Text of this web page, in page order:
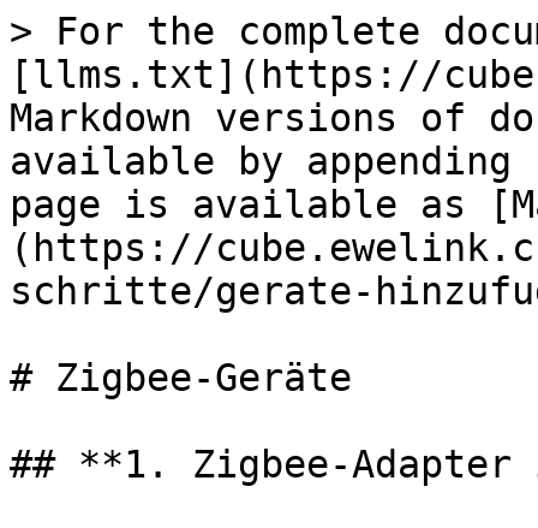
> For the complete
[llms.txt](https://
Markdown versions of
available by
page is available as
(https://
schritte/gerate-
# Zigbee-Geräte
## **1. Zigbee-